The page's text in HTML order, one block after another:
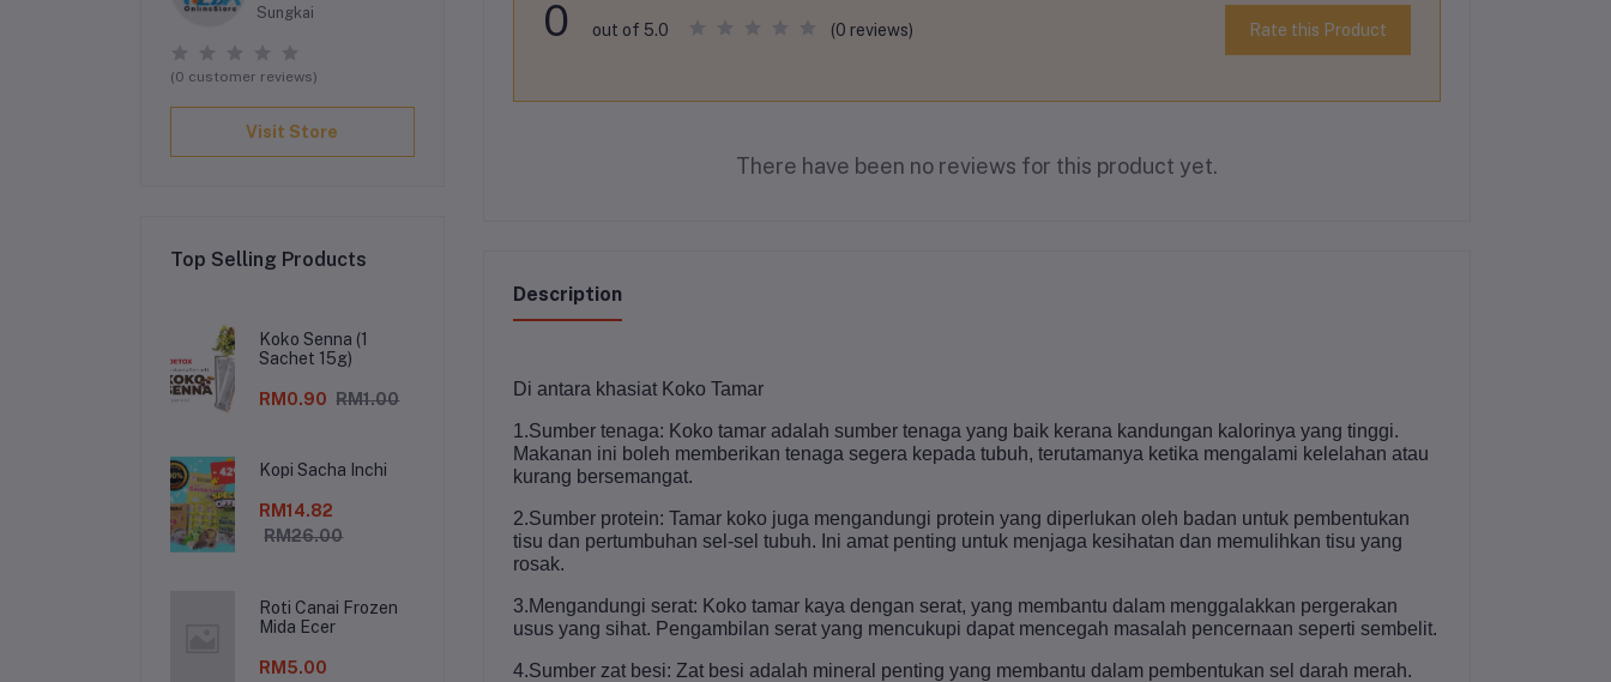
Sungkai
(0 customer reviews)
Visit Store
Top Selling Products
Koko Senna (1
Sachet 15g)
RM0.90 RM1.00
Kopi Sacha Inchi
RM14.82
RM26.00
Roti Canai Frozen
Mida Ecer
RM5.00
0 out of 5.0 (0 reviews) Rate this Product
There have been no reviews for this product yet.
Description
Di antara khasiat Koko Tamar
1.Sumber tenaga: Koko tamar adalah sumber tenaga yang baik kerana kandungan kalorinya yang tinggi.
Makanan ini boleh memberikan tenaga segera kepada tubuh, terutamanya ketika mengalami kelelahan atau
kurang bersemangat.
2.Sumber protein: Tamar koko juga mengandungi protein yang diperlukan oleh badan untuk pembentukan
tisu dan pertumbuhan sel-sel tubuh. Ini amat penting untuk menjaga kesihatan dan memulihkan tisu yang
rosak.
3.Mengandungi serat: Koko tamar kaya dengan serat, yang membantu dalam menggalakkan pergerakan
usus yang sihat. Pengambilan serat yang mencukupi dapat mencegah masalah pencernaan seperti sembelit.
4.Sumber zat besi: Zat besi adalah mineral penting yang membantu dalam pembentukan sel darah merah.